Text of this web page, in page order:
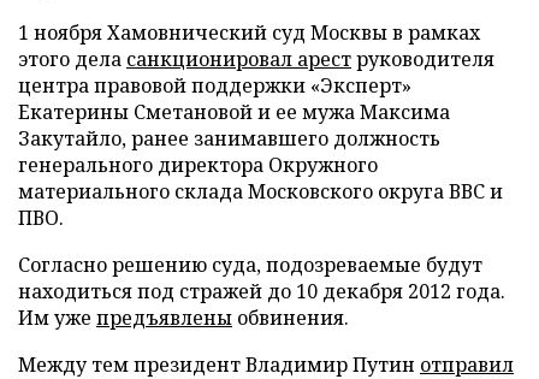
1 ноября Хамовнический суд Москвы в рамках
этого дела санкционировал ареструководителя
центра правовой поддержки «Эксперт»
Екатерины Сметановой и ее мужа Максима
Закутайло, ранее занимавшего должность
генерального директора Окружного
материального склада Московского округа ВВС и
ПВО.
Согласно решению суда, подозреваемые будут
находиться под стражей до 10 декабря 2012 года.
Им уже предъявлены обвинения.
Между тем президент Владимир Путин отправил